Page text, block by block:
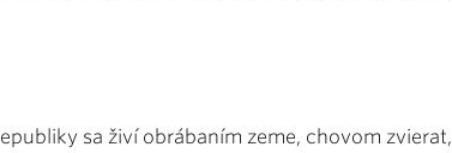
sa živí obrábaním zeme, chovom zvierat,